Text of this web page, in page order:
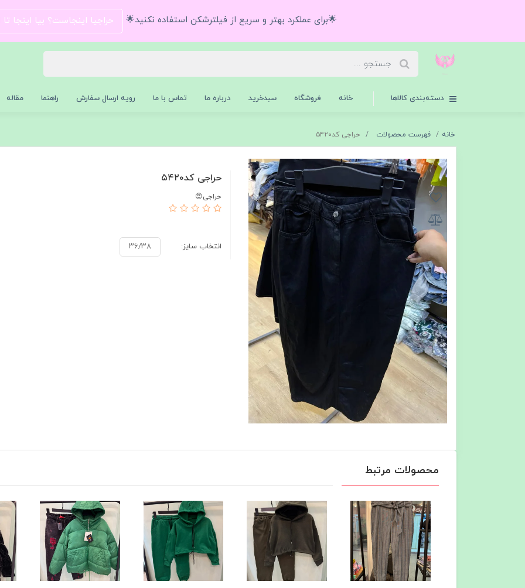
🌟برای عملکرد بهتر و سریع از فیلترشکن استفاده نکنید🌟 حراجیا اینجاست؟ بیا اینجا
دسته‌بندی کالاها خانه فروشگاه سبدخرید درباره ما تماس با ما رویه ارسال سفارش راهنما مقاله
خانه فهرست محصولات حراجی کد۵۴۲۰
حراجی کد۵۴۲۰
حراجی😍
انتخاب سایز: ۳۶/۳۸
محصولات مرتبط